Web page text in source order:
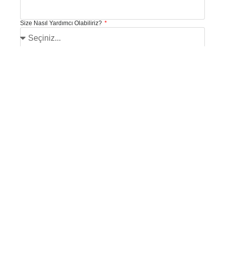
Size Nasıl Yardımcı Olabiliriz?